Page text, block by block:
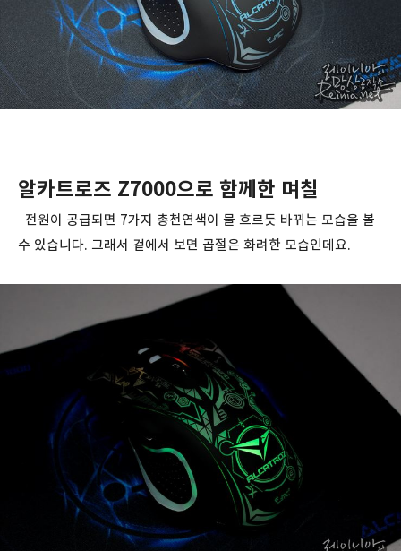
알카트로즈 Z7000으로 함께한 며칠
전원이 공급되면 7가지 총천연색이 물 흐르듯 바뀌는 모습을 볼
수 있습니다. 그래서 겉에서 보면 곱절은 화려한 모습인데요.